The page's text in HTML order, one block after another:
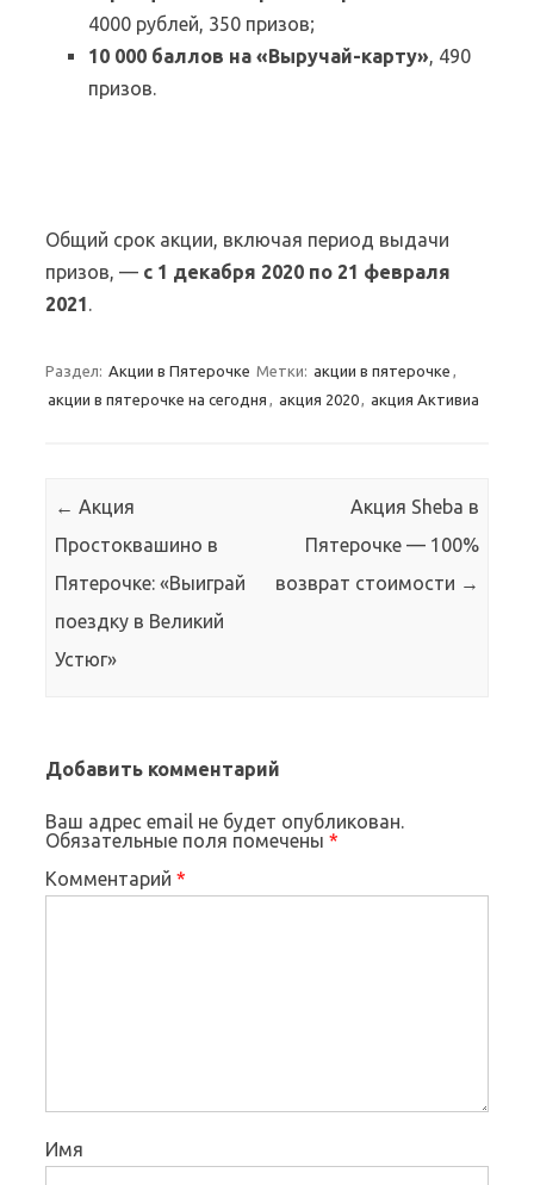
4000 рублей, 350 призов;
10 000 баллов на «Выручай-карту», 490
призов.
Общий срок акции, включая период выдачи
призов, — с 1 декабря 2020 по 21 февраля
2021.
Раздел: Акции в Пятерочке Метки: акции в пятерочке ,
акции в пятерочке на сегодня , акция 2020, акция Активиа
Навигация по записям
← Акция
Простоквашино в
Пятерочке: «Выиграй
поездку в Великий
Устюг»
Акция Sheba в
Пятерочке — 100%
возврат стоимости →
Добавить комментарий
Ваш адрес email не будет опубликован.
Обязательные поля помечены *
Комментарий *
Имя